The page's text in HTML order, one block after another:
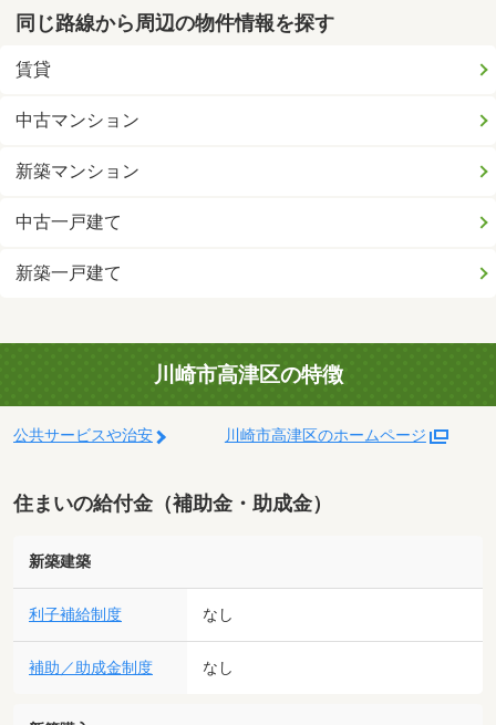
同じ路線から周辺の物件情報を探す
賃貸
中古マンション
新築マンション
中古一戸建て
新築一戸建て
川崎市高津区の特徴
公共サービスや治安 川崎市高津区のホームページ
住まいの給付金（補助金・助成金）
新築建築
利子補給制度 なし
補助／助成金制度 なし